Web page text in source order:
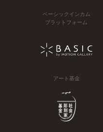
ベーシックインカム
プラットフォーム
アート基金